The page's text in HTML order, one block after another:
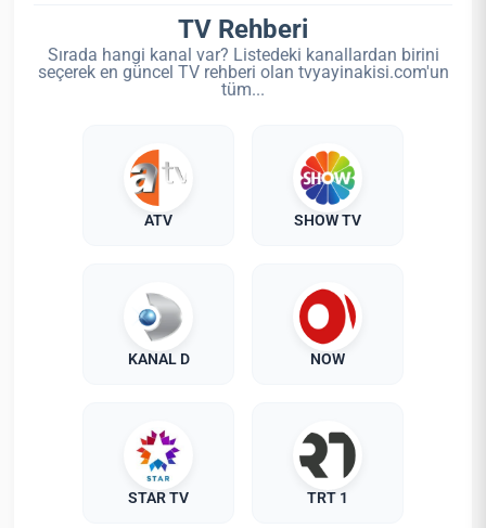
TV Rehberi
Sırada hangi kanal var? Listedeki kanallardan birini
seçerek en güncel TV rehberi olan tvyayinakisi.com'un
tüm...
ATV SHOW TV
KANAL D NOW
STAR TV TRT 1